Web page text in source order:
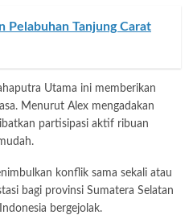
Pelabuhan Tanjung Carat
Utama ini memberikan
Menurut Alex mengadakan
partisipasi aktif ribuan
konflik sama sekali atau
bagi provinsi Sumatera Selatan
bergejolak.